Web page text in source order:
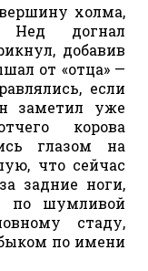
холма,
Нед догнал
добавив
от «отца» —
если
заметил уже
корова
глазом на
что сейчас
задние ноги,
по шумливой
стаду,
по имени